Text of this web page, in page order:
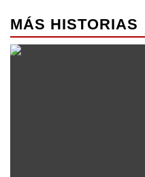
MÁS HISTORIAS